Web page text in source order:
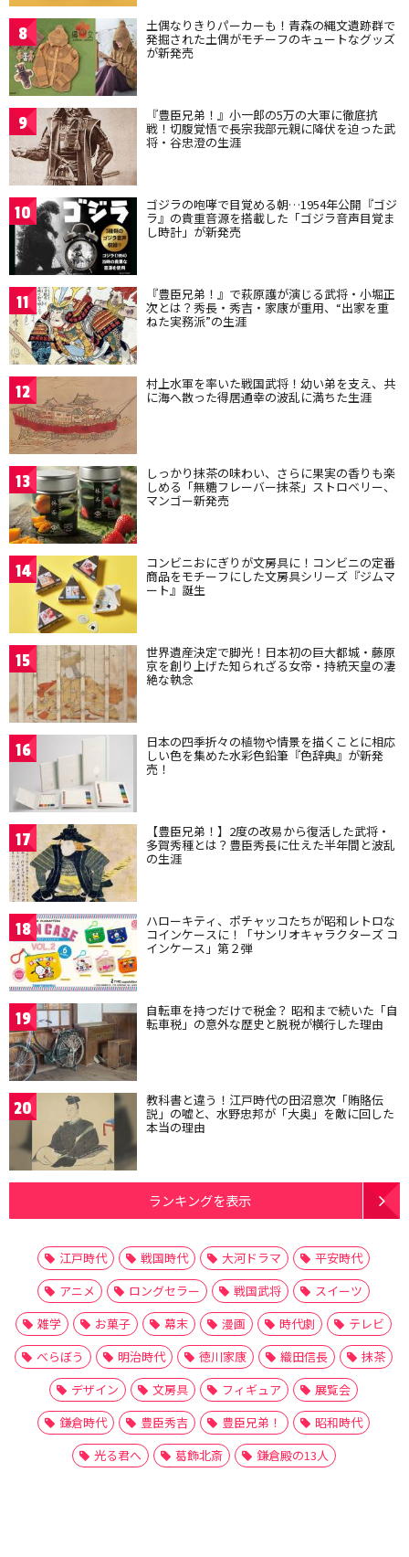
8 土偶なりきりパーカーも！青森の縄文遺跡群で
発掘された土偶がモチーフのキュートなグッズ
が新発売
9 『豊臣兄弟！』小一郎の5万の大軍に徹底抗
戦！切腹覚悟で長宗我部元親に降伏を迫った武
将・谷忠澄の生涯
10 ゴジラの咆哮で目覚める朝…1954年公開『ゴジ
ラ』の貴重音源を搭載した「ゴジラ音声目覚ま
し時計」が新発売
11 『豊臣兄弟！』で萩原護が演じる武将・小堀正
次とは？秀長・秀吉・家康が重用、“出家を重
ねた実務派”の生涯
12 村上水軍を率いた戦国武将！幼い弟を支え、共
に海へ散った得居通幸の波乱に満ちた生涯
13 しっかり抹茶の味わい、さらに果実の香りも楽
しめる「無糖フレーバー抹茶」ストロベリー、
マンゴー新発売
14 コンビニおにぎりが文房具に！コンビニの定番
商品をモチーフにした文房具シリーズ『ジムマ
ート』誕生
15 世界遺産決定で脚光！日本初の巨大都城・藤原
京を創り上げた知られざる女帝・持統天皇の凄
絶な執念
16 日本の四季折々の植物や情景を描くことに相応
しい色を集めた水彩色鉛筆『色辞典』が新発
売！
17 【豊臣兄弟！】2度の改易から復活した武将・
多賀秀種とは？豊臣秀長に仕えた半年間と波乱
の生涯
18 ハローキティ、ポチャッコたちが昭和レトロな
コインケースに！「サンリオキャラクターズ コ
インケース」第２弾
19 自転車を持つだけで税金？ 昭和まで続いた「自
転車税」の意外な歴史と脱税が横行した理由
20 教科書と違う！江戸時代の田沼意次「賄賂伝
説」の嘘と、水野忠邦が「大奥」を敵に回した
本当の理由
ランキングを表示
江戸時代 戦国時代 大河ドラマ
平安時代
アニメ
ロングセラー 戦国武将
スイーツ
雑学
お菓子 幕末 漫画 時代劇
テレビ
べらぼう
明治時代 徳川家康 織田信長
抹茶
デザイン
文房具 フィギュア
展覧会
鎌倉時代
豊臣秀吉 豊臣兄弟！
昭和時代
光る君へ
葛飾北斎 鎌倉殿の13人